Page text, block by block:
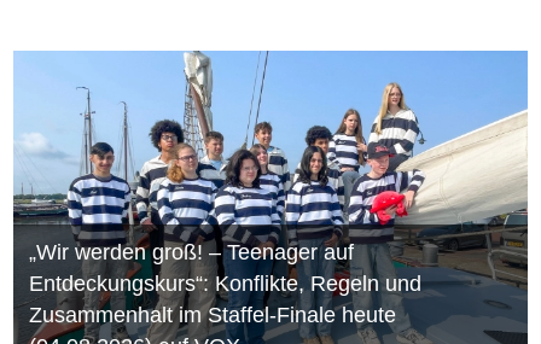
„Wir werden groß! – Teenager auf
Entdeckungskurs“: Konflikte, Regeln und
Zusammenhalt im Staffel-Finale heute